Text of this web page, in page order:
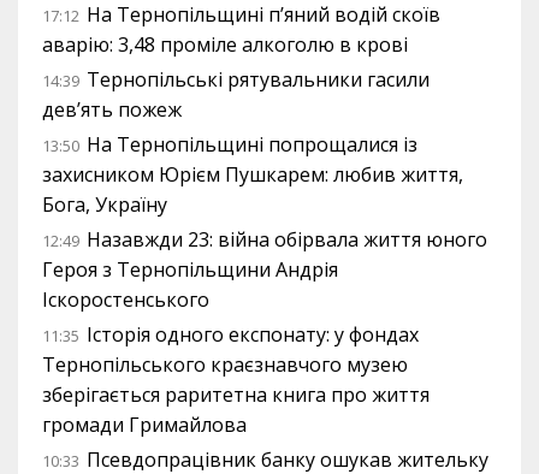
17:12 На Тернопільщині п’яний водій скоїв
аварію: 3,48 проміле алкоголю в крові
14:39 Тернопільські рятувальники гасили
дев’ять пожеж
13:50 На Тернопільщині попрощалися із
захисником Юрієм Пушкарем: любив життя,
Бога, Україну
12:49 Назавжди 23: війна обірвала життя юного
Героя з Тернопільщини Андрія
Іскоростенського
11:35 Історія одного експонату: у фондах
Тернопільського краєзнавчого музею
зберігається раритетна книга про життя
громади Гримайлова
10:33 Псевдопрацівник банку ошукав жительку